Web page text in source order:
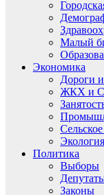
Малый
Экономика
Дороги
ЖКХ и
Экология
Политика
Выборы
Законы